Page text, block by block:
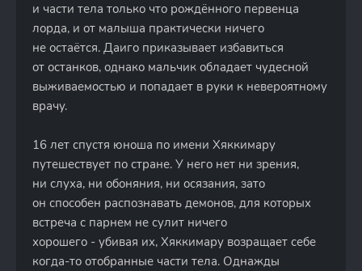
и части тела только что рождённого первенца
лорда, и от малыша практически ничего
не остаётся. Даиго приказывает избавиться
от останков, однако мальчик обладает чудесной
выживаемостью и попадает в руки к невероятному
врачу.
16 лет спустя юноша по имени Хяккимару
путешествует по стране. У него нет ни зрения,
ни слуха, ни обоняния, ни осязания, зато
он способен распознавать демонов, для которых
встреча с парнем не сулит ничего
хорошего - убивая их, Хяккимару возращает себе
когда-то отобранные части тела. Однажды